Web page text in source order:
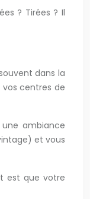
? Tirées ? Il
dans la
centres de
ambiance
et vous
est que votre